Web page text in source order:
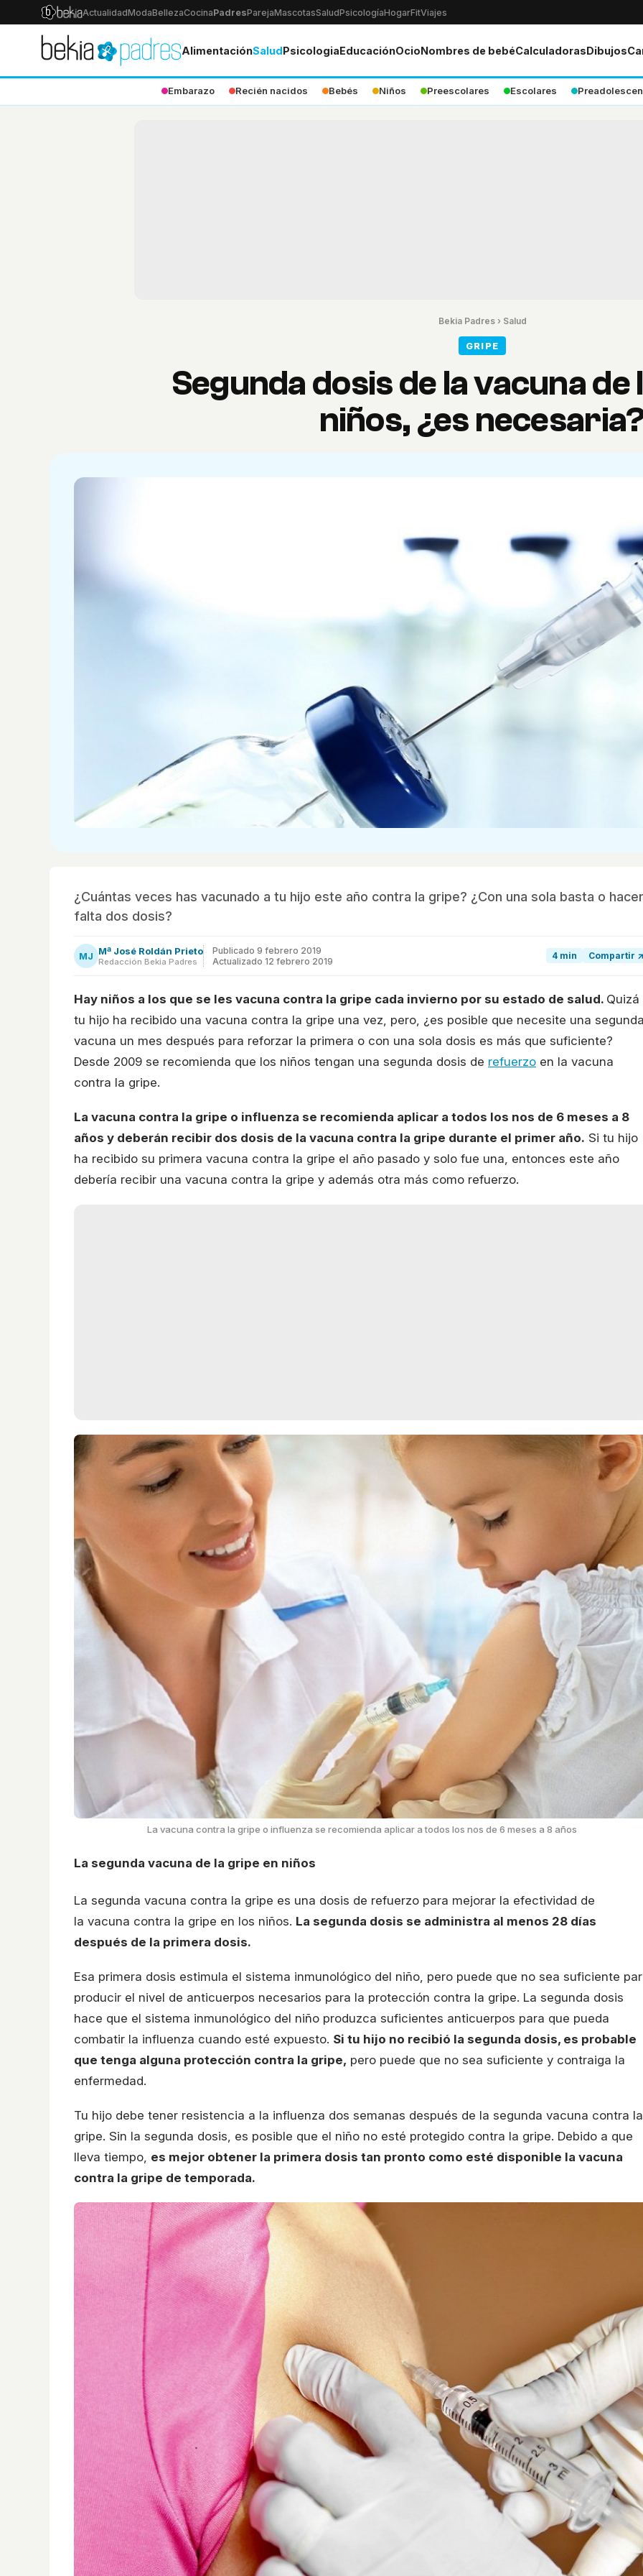
ActualidadModaBellezaCocinaPadresParejaMascotasSaludPsicologíaHogarFitViajes
AlimentaciónSaludPsicologiaEducaciónOcioNombres de bebéCalculadorasDibujos
Embarazo Recién nacidos Bebés Niños Preescolares Escolares
Bekia Padres› Salud
GRIPE
Segunda dosis de la vacuna de
niños, ¿es
¿Cuántas veces has vacunado a tu hijo este año contra la gripe? ¿Con una sola basta o
falta dos dosis?
MJ Mª José Roldán Prieto
Redacción Bekia Padres
Publicado 9 febrero 2019
Actualizado 12 febrero 2019
4 min Compartir ↗
Hay niños a los que se les vacuna contra la gripe cada invierno por su estado de salud. Quizá
tu hijo ha recibido una vacuna contra la gripe una vez, pero, ¿es posible que necesite una
vacuna un mes después para reforzar la primera o con una sola dosis es más que suficiente?
Desde 2009 se recomienda que los niños tengan una segunda dosis de refuerzo en la vacuna
contra la gripe.
La vacuna contra la gripe o influenza se recomienda aplicar a todos los nos de 6 meses a 8
años y deberán recibir dos dosis de la vacuna contra la gripe durante el primer año. Si tu hijo
ha recibido su primera vacuna contra la gripe el año pasado y solo fue una, entonces este año
debería recibir una vacuna contra la gripe y además otra más como refuerzo.
La vacuna contra la gripe o influenza se recomienda aplicar a todos los nos de 6 meses a 8 años
La segunda vacuna de la gripe en niños
La segunda vacuna contra la gripe es una dosis de refuerzo para mejorar la efectividad de
la vacuna contra la gripe en los niños. La segunda dosis se administra al menos 28 días
después de la primera dosis.
Esa primera dosis estimula el sistema inmunológico del niño, pero puede que no sea suficiente
producir el nivel de anticuerpos necesarios para la protección contra la gripe. La segunda dosis
hace que el sistema inmunológico del niño produzca suficientes anticuerpos para que pueda
combatir la influenza cuando esté expuesto. Si tu hijo no recibió la segunda dosis, es probable
que tenga alguna protección contra la gripe, pero puede que no sea suficiente y contraiga la
enfermedad.
Tu hijo debe tener resistencia a la influenza dos semanas después de la segunda vacuna contra la
gripe. Sin la segunda dosis, es posible que el niño no esté protegido contra la gripe. Debido a que
lleva tiempo, es mejor obtener la primera dosis tan pronto como esté disponible la vacuna
contra la gripe de temporada.